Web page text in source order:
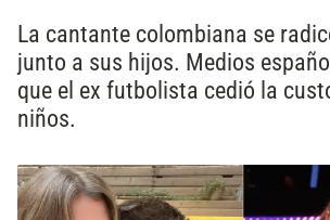
La cantante colombiana se
junto a sus hijos. Medios
que el ex futbolista cedió la
niños.